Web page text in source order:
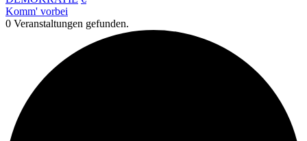
Komm' vorbei
0 Veranstaltungen gefunden.